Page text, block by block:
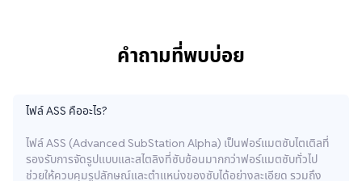
คำถามที่พบบ่อย
ไฟล์ ASS คืออะไร?
ไฟล์ ASS (Advanced SubStation Alpha) เป็นฟอร์แมตซับไตเติลที่
รองรับการจัดรูปแบบและสไตลิงที่ซับซ้อนมากกว่าฟอร์แมตซับทั่วไป
ช่วยให้ควบคุมรูปลักษณ์และตำแหน่งของซับได้อย่างละเอียด รวมถึง